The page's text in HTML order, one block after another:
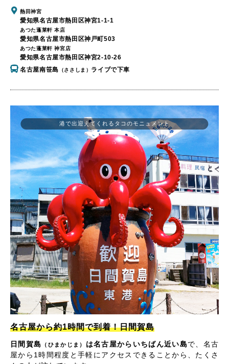
熱田神宮
愛知県名古屋市熱田区神宮1-1-1
あつた蓬莱軒 本店
愛知県名古屋市熱田区神戸町503
あつた蓬莱軒 神宮店
愛知県名古屋市熱田区神宮2-10-26
名古屋南笹島 （ささしま） ライブで下車
港で出迎えてくれるタコのモニュメント
名古屋から約1時間で到着！日間賀島
日間賀島 （ひまかじま） は名古屋からいちばん近い島で、名古
屋から1時間程度と手軽にアクセスできることから、たくさ